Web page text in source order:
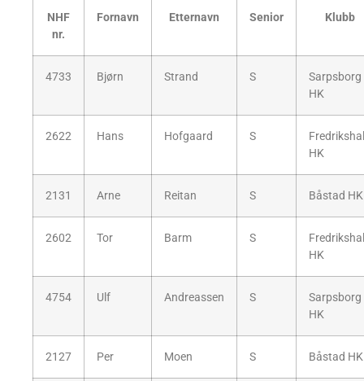
NHF
nr.
Fornavn Etternavn Senior Klubb
4733 Bjørn Strand S
Sarpsborg
HK
2622 Hans Hofgaard S
HK
2131 Arne Reitan S Båstad HK
2602 Tor Barm S
HK
4754 Ulf Andreassen S
Sarpsborg
HK
2127 Per Moen S Båstad HK